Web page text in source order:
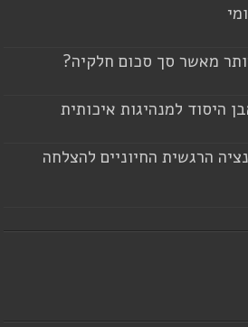
מאשר סך סכום חלקיה?
היסוד למנהיגות איכותית
הרגשית החיוניים להצלחה